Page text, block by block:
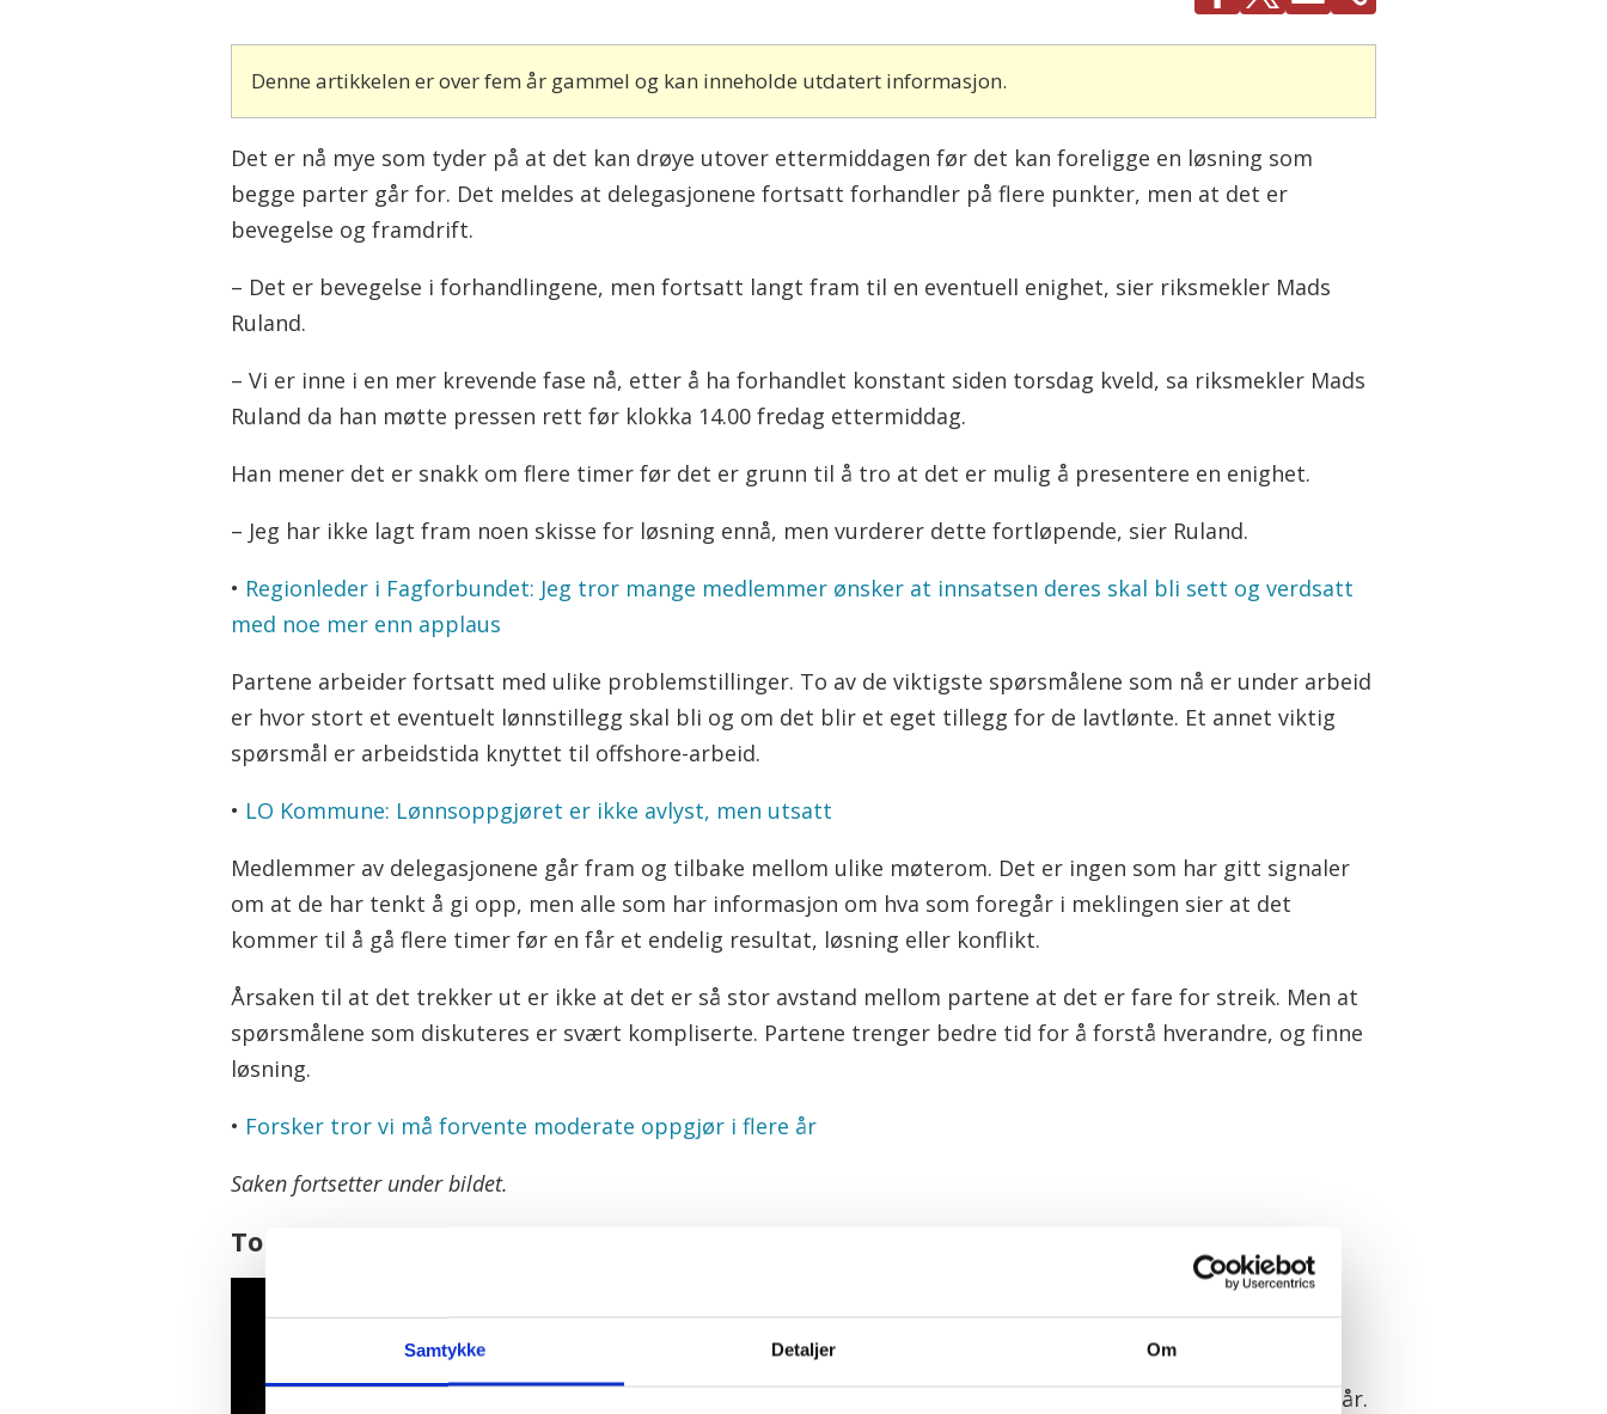
Samtykke Detaljer Om
Denne artikkelen er over fem år gammel og kan inneholde utdatert informasjon.
Det er nå mye som tyder på at det kan drøye utover ettermiddagen før det kan foreligge en løsning som
begge parter går for. Det meldes at delegasjonene fortsatt forhandler på flere punkter, men at det er
bevegelse og framdrift.
– Det er bevegelse i forhandlingene, men fortsatt langt fram til en eventuell enighet, sier riksmekler Mads
Ruland.
– Vi er inne i en mer krevende fase nå, etter å ha forhandlet konstant siden torsdag kveld, sa riksmekler Mads
Ruland da han møtte pressen rett før klokka 14.00 fredag ettermiddag.
Han mener det er snakk om flere timer før det er grunn til å tro at det er mulig å presentere en enighet.
– Jeg har ikke lagt fram noen skisse for løsning ennå, men vurderer dette fortløpende, sier Ruland.
• Regionleder i Fagforbundet: Jeg tror mange medlemmer ønsker at innsatsen deres skal bli sett og verdsatt
med noe mer enn applaus
Partene arbeider fortsatt med ulike problemstillinger. To av de viktigste spørsmålene som nå er under arbeid
er hvor stort et eventuelt lønnstillegg skal bli og om det blir et eget tillegg for de lavtlønte. Et annet viktig
spørsmål er arbeidstida knyttet til offshore-arbeid.
• LO Kommune: Lønnsoppgjøret er ikke avlyst, men utsatt
Medlemmer av delegasjonene går fram og tilbake mellom ulike møterom. Det er ingen som har gitt signaler
om at de har tenkt å gi opp, men alle som har informasjon om hva som foregår i meklingen sier at det
kommer til å gå flere timer før en får et endelig resultat, løsning eller konflikt.
Årsaken til at det trekker ut er ikke at det er så stor avstand mellom partene at det er fare for streik. Men at
spørsmålene som diskuteres er svært kompliserte. Partene trenger bedre tid for å forstå hverandre, og finne
løsning.
• Forsker tror vi må forvente moderate oppgjør i flere år
Saken fortsetter under bildet.
Toppene ankom
Ved halv tolv tida kom LO-leder
nestleder Peggy Følsvik også til
Hotel Opera der meklingen foregår.